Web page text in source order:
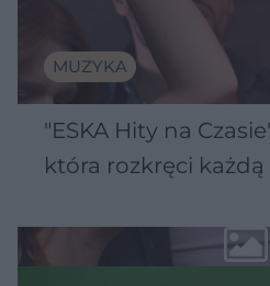
MUZYKA
"ESKA Hity na
która rozkręci